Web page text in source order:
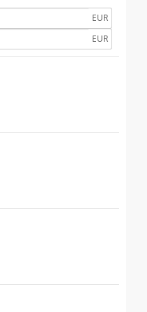
EUR
EUR